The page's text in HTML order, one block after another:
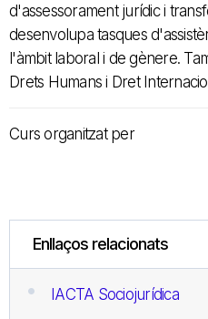
d'assessorament jurídic i
desenvolupa tasques
l'àmbit laboral i de gènere.
Drets Humans i Dret
Curs organitzat per
Enllaços relacionats
IACTA Sociojurídica